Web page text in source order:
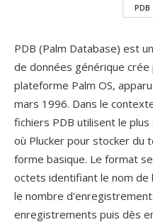
PDB
PDB (Palm Database) est
de données générique crée
plateforme Palm OS,
mars 1996. Dans le
fichiers PDB utilisent le
où Plucker pour stocker du
forme basique. Le format
octets identifiant le nom de
le nombre
enregistrements puis dès